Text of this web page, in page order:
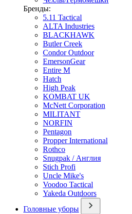
Бренды:
5.11 Tactical
ALTA Industries
BLACKHAWK
Butler Creek
Condor Outdoor
EmersonGear
Entire M
Hatch
High Peak
KOMBAT UK
McNett Corporation
MILITANT
NORFIN
Pentagon
Propper International
Rothco
Snugpak / Англия
Stich Profi
Uncle Mike's
Voodoo Tactical
Yakeda Outdoors
Головные уборы